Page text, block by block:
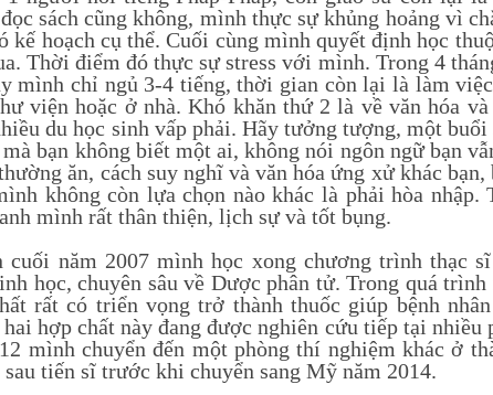
sách cũng không, mình thực sự khủng hoảng vì
kế hoạch cụ thể. Cuối cùng mình quyết định học
Thời điểm đó thực sự stress với mình. Trong 4
mình chỉ ngủ 3-4 tiếng, thời gian còn lại là làm
viện hoặc ở nhà. Khó khăn thứ 2 là về văn hóa
du học sinh vấp phải. Hãy tưởng tượng, một
bạn không biết một ai, không nói ngôn ngữ bạn
ăn, cách suy nghĩ và văn hóa ứng xử khác
không còn lựa chọn nào khác là phải hòa nhập.
mình rất thân thiện, lịch sự và tốt bụng.
năm 2007 mình học xong chương trình thạc
học, chuyên sâu về Dược phân tử. Trong quá
rất có triển vọng trở thành thuốc giúp bệnh
hợp chất này đang được nghiên cứu tiếp tại
mình chuyển đến một phòng thí nghiệm khác ở
tiến sĩ trước khi chuyển sang Mỹ năm 2014.